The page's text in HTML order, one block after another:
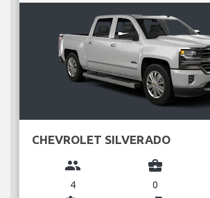
CHEVROLET SILVERADO
group
4
business_center
0